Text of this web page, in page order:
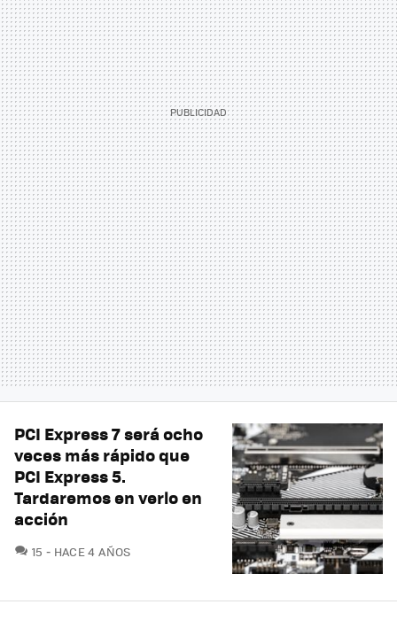
PCI Express 7 será ocho
veces más rápido que
PCI Express 5.
Tardaremos en verlo en
acción
15 COMENTARIOS
HACE 4 AÑOS